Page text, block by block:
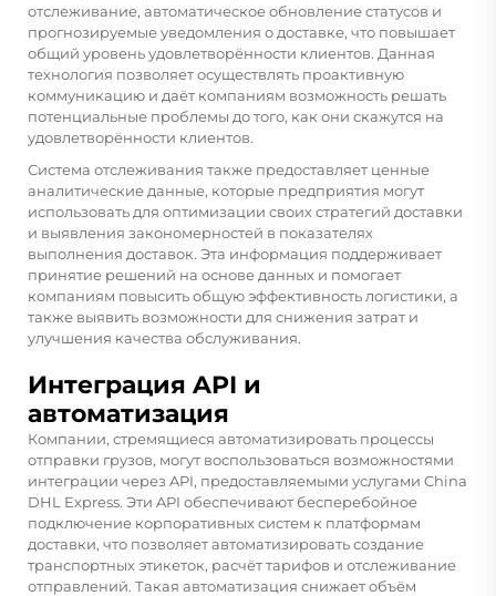
отслеживание, автоматическое обновление статусов и
прогнозируемые уведомления о доставке, что повышает
общий уровень удовлетворённости клиентов. Данная
технология позволяет осуществлять проактивную
коммуникацию и даёт компаниям возможность решать
потенциальные проблемы до того, как они скажутся на
удовлетворённости клиентов.
Система отслеживания также предоставляет ценные
аналитические данные, которые предприятия могут
использовать для оптимизации своих стратегий доставки
и выявления закономерностей в показателях
выполнения доставок. Эта информация поддерживает
принятие решений на основе данных и помогает
компаниям повысить общую эффективность логистики, а
также выявить возможности для снижения затрат и
улучшения качества обслуживания.
Интеграция API и
автоматизация
Компании, стремящиеся автоматизировать процессы
отправки грузов, могут воспользоваться возможностями
интеграции через API, предоставляемыми услугами China
DHL Express. Эти API обеспечивают бесперебойное
подключение корпоративных систем к платформам
доставки, что позволяет автоматизировать создание
транспортных этикеток, расчёт тарифов и отслеживание
отправлений. Такая автоматизация снижает объём